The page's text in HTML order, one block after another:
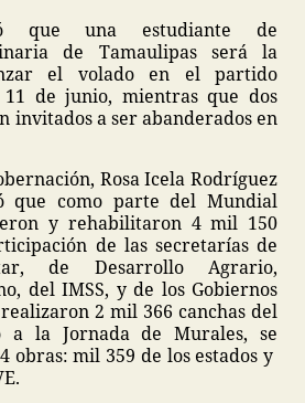
que una estudiante de
de Tamaulipas será la
el volado en el partido
de junio, mientras que dos
invitados a ser abanderados en
Rosa Icela Rodríguez
que como parte del Mundial
y rehabilitaron 4 mil 150
de las secretarías de
de Desarrollo Agrario,
del IMSS, y de los Gobiernos
2 mil 366 canchas del
la Jornada de Murales, se
obras: mil 359 de los estados y